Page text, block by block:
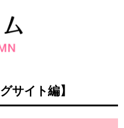
サイト編】